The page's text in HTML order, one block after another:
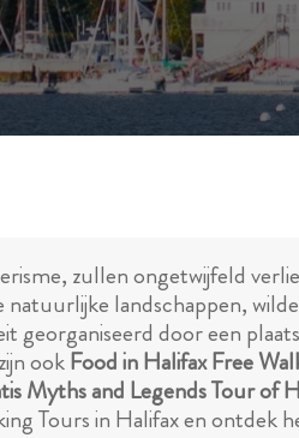
zullen ongetwijfeld
landschappen,
georganiseerd door een
ookFood in Halifax Free
Myths and Legends Tour of
Tours in Halifax en ontdek